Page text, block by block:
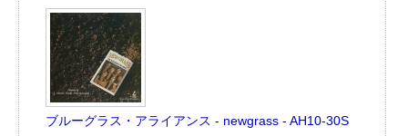
ブルーグラス・アライアンス - newgrass - AH10-30S